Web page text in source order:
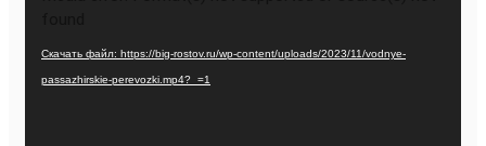
Скачать файл: https://big-rostov.ru/wp-content/uploads/2023/11/vodnye-
passazhirskie-perevozki.mp4?_=1